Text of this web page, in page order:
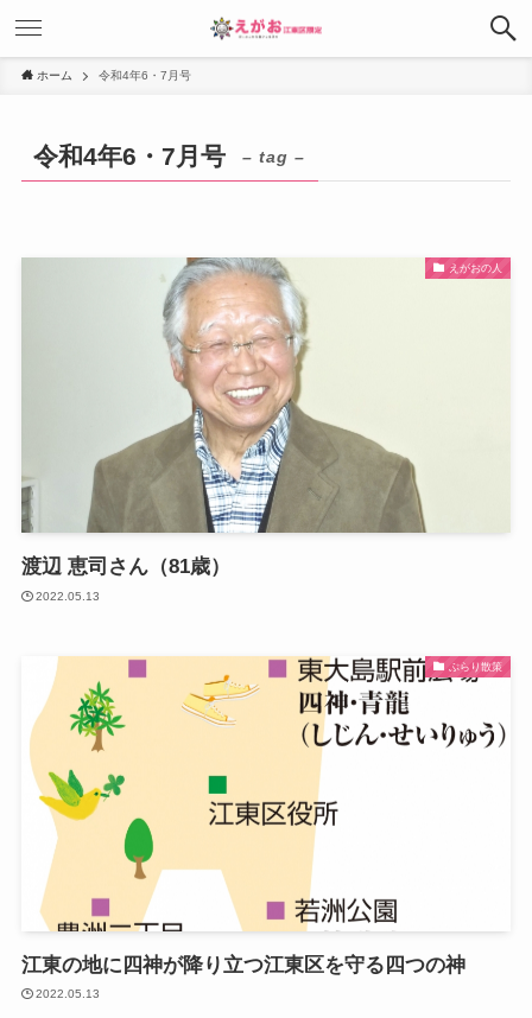
ホーム 令和4年6・7月号
令和4年6・7月号 – tag –
えがおの人
渡辺 恵司さん（81歳）
2022.05.13
ぶらり散策
江東の地に四神が降り立つ江東区を守る四つの神
2022.05.13